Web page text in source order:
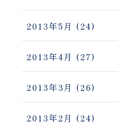
2013年5月 (24)
2013年4月 (27)
2013年3月 (26)
2013年2月 (24)